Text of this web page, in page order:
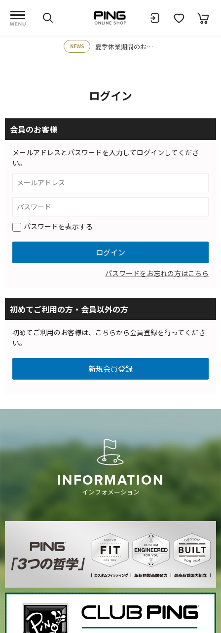
NEWS 夏季休業期間のお知らせ
ログイン
会員のお客様
メールアドレスとパスワードを入力してログインしてくださ
い。
パスワードを表示する
パスワードをお忘れの方はこちら
初めてご利用の方・会員以外の方
初めてご利用のお客様は、こちらから会員登録を行ってくださ
い。
INFORMATION
インフォメーション